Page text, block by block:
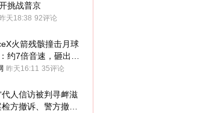
挑战普京
昨天18:38 92评论
火箭残骸撞击月球
约7倍音速，砸出直
米撞击坑
昨天16:11 35评论
代人信访被判寻衅滋
检方撤诉、警方撤